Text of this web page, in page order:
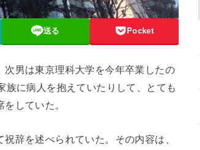
送る Pocket
男は東京理科大学を今年卒業したの
に病人を抱えていたりして、とても
していた。
辞を述べられていた。その内容は、